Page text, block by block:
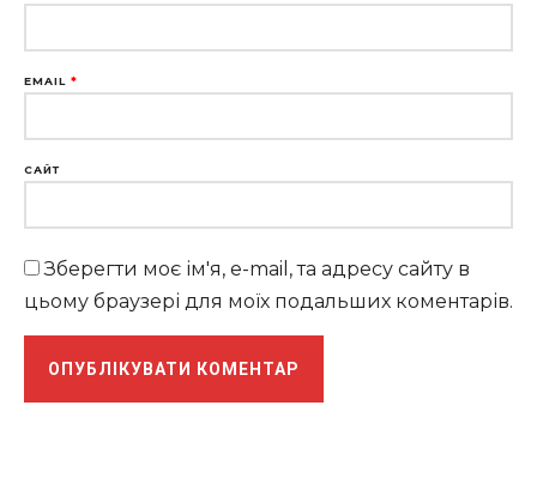
EMAIL *
САЙТ
Зберегти моє ім'я, e-mail, та адресу сайту в
цьому браузері для моїх подальших коментарів.